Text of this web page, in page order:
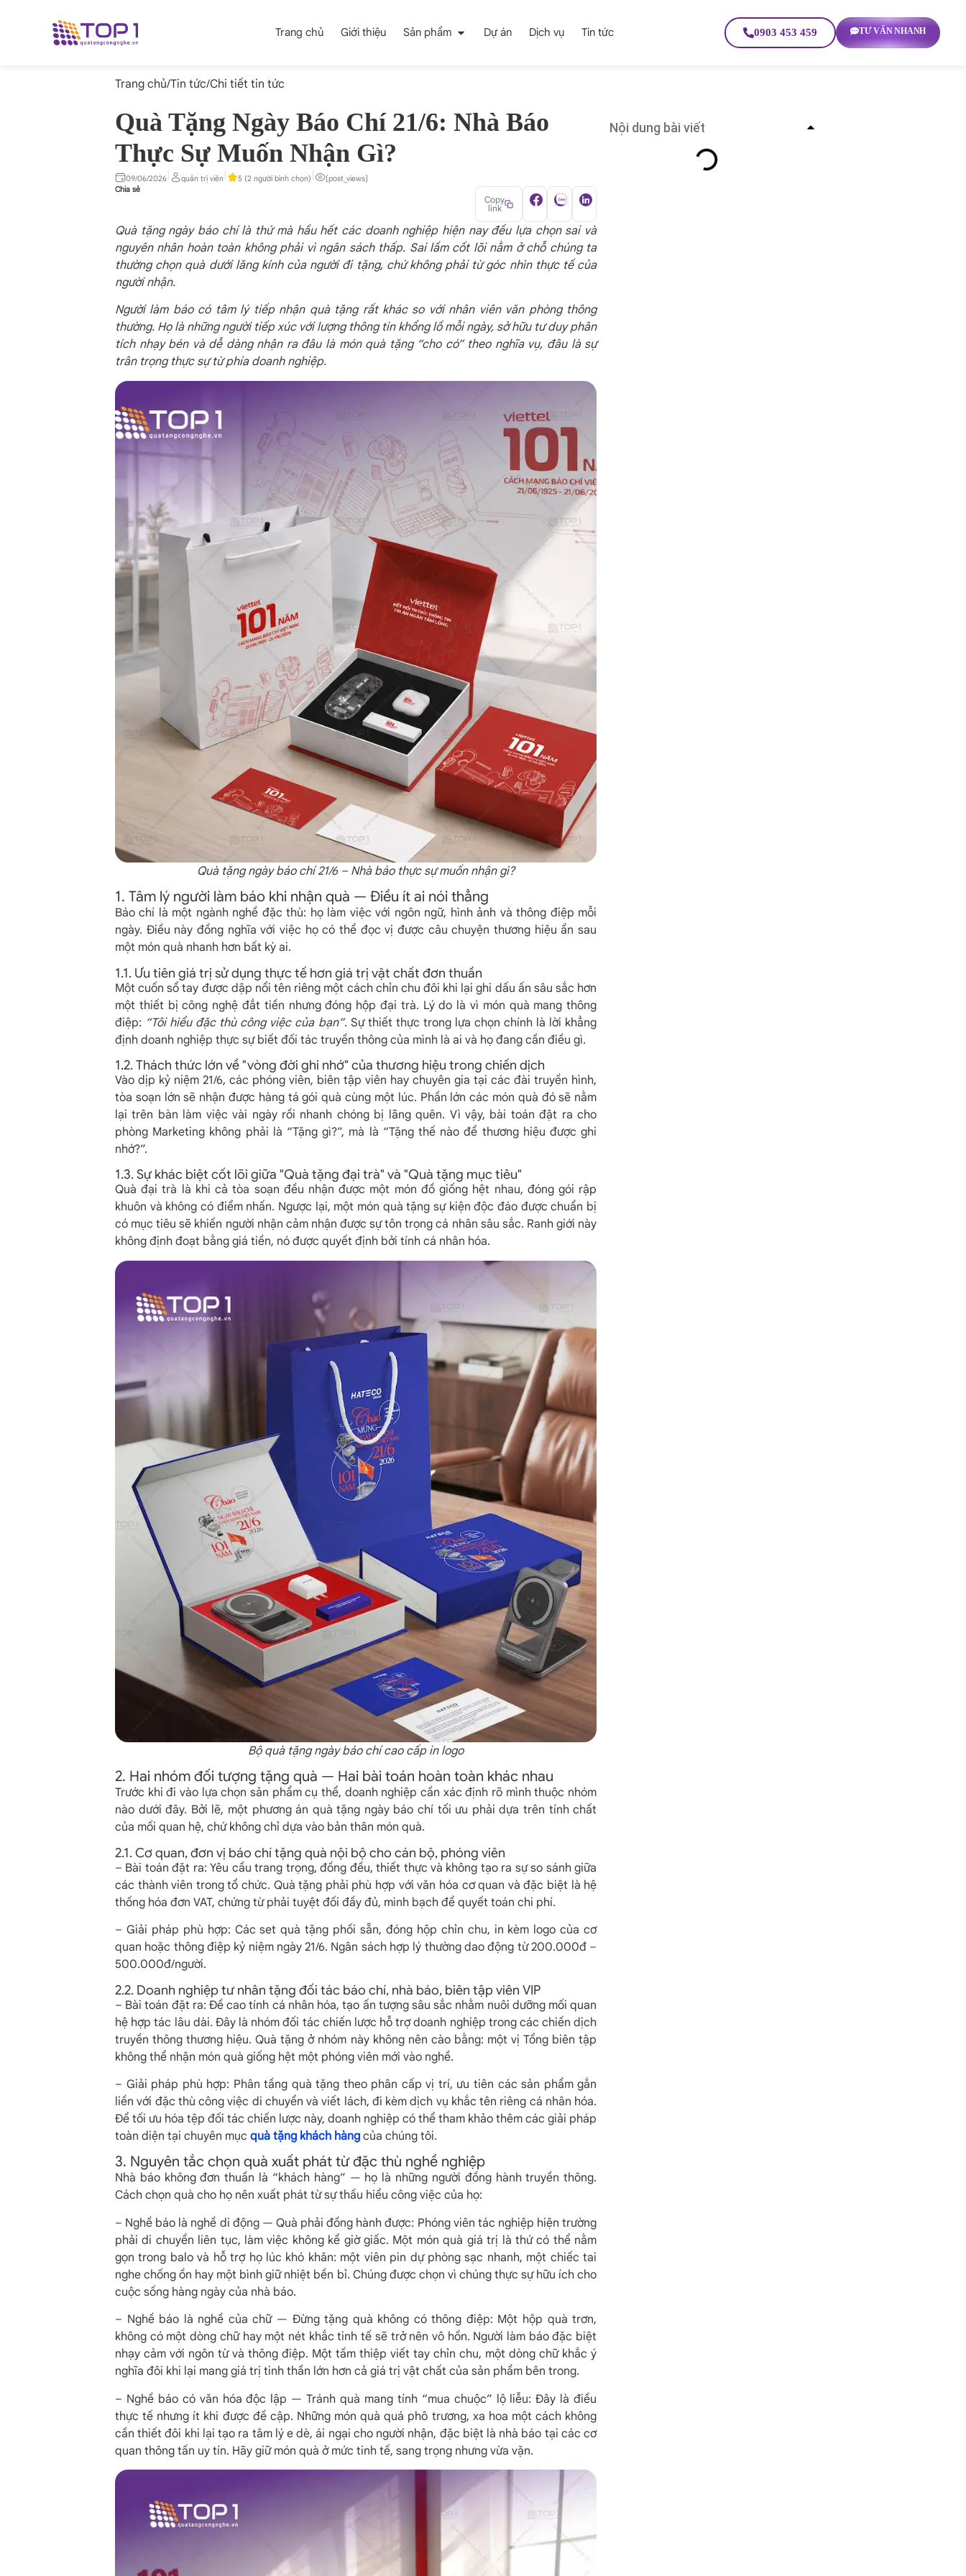
Trang chủ Giới thiệu Sản phẩm Dự án Dịch vụ Tin tức 0903 453 459 TƯ VẤN NHANH
Trang chủ/Tin tức/Chi tiết tin tức
Quà Tặng Ngày Báo Chí 21/6: Nhà Báo
Thực Sự Muốn Nhận Gì?
09/06/2026| quản trị viên| 5 (2 người bình chọn) |
[post_views]
Chia sẻ
Copy
link
Quà tặng ngày báo chí là thứ mà hầu hết các doanh nghiệp hiện nay đều lựa chọn sai và
nguyên nhân hoàn toàn không phải vì ngân sách thấp. Sai lầm cốt lõi nằm ở chỗ chúng ta
thường chọn quà dưới lăng kính của người đi tặng, chứ không phải từ góc nhìn thực tế của
người nhận.
Người làm báo có tâm lý tiếp nhận quà tặng rất khác so với nhân viên văn phòng thông
thường. Họ là những người tiếp xúc với lượng thông tin khổng lồ mỗi ngày, sở hữu tư duy phân
tích nhạy bén và dễ dàng nhận ra đâu là món quà tặng “cho có” theo nghĩa vụ, đâu là sự
trân trọng thực sự từ phía doanh nghiệp.
Quà tặng ngày báo chí 21/6 – Nhà báo thực sự muốn nhận gì?
1. Tâm lý người làm báo khi nhận quà — Điều ít ai nói thẳng
Báo chí là một ngành nghề đặc thù: họ làm việc với ngôn ngữ, hình ảnh và thông điệp mỗi
ngày. Điều này đồng nghĩa với việc họ có thể đọc vị được câu chuyện thương hiệu ẩn sau
một món quà nhanh hơn bất kỳ ai.
1.1. Ưu tiên giá trị sử dụng thực tế hơn giá trị vật chất đơn thuần
Một cuốn sổ tay được dập nổi tên riêng một cách chỉn chu đôi khi lại ghi dấu ấn sâu sắc hơn
một thiết bị công nghệ đắt tiền nhưng đóng hộp đại trà. Lý do là vì món quà mang thông
điệp: “Tôi hiểu đặc thù công việc của bạn”. Sự thiết thực trong lựa chọn chính là lời khẳng
định doanh nghiệp thực sự biết đối tác truyền thông của mình là ai và họ đang cần điều gì.
1.2. Thách thức lớn về "vòng đời ghi nhớ" của thương hiệu trong chiến dịch
Vào dịp kỷ niệm 21/6, các phóng viên, biên tập viên hay chuyên gia tại các đài truyền hình,
tòa soạn lớn sẽ nhận được hàng tá gói quà cùng một lúc. Phần lớn các món quà đó sẽ nằm
lại trên bàn làm việc vài ngày rồi nhanh chóng bị lãng quên. Vì vậy, bài toán đặt ra cho
phòng Marketing không phải là “Tặng gì?”, mà là “Tặng thế nào để thương hiệu được ghi
nhớ?”.
1.3. Sự khác biệt cốt lõi giữa "Quà tặng đại trà" và "Quà tặng mục tiêu"
Quà đại trà là khi cả tòa soạn đều nhận được một món đồ giống hệt nhau, đóng gói rập
khuôn và không có điểm nhấn. Ngược lại, một món quà tặng sự kiện độc đáo được chuẩn bị
có mục tiêu sẽ khiến người nhận cảm nhận được sự tôn trọng cá nhân sâu sắc. Ranh giới này
không định đoạt bằng giá tiền, nó được quyết định bởi tính cá nhân hóa.
Bộ quà tặng ngày báo chí cao cấp in logo
2. Hai nhóm đối tượng tặng quà — Hai bài toán hoàn toàn khác nhau
Trước khi đi vào lựa chọn sản phẩm cụ thể, doanh nghiệp cần xác định rõ mình thuộc nhóm
nào dưới đây. Bởi lẽ, một phương án quà tặng ngày báo chí tối ưu phải dựa trên tính chất
của mối quan hệ, chứ không chỉ dựa vào bản thân món quà.
2.1. Cơ quan, đơn vị báo chí tặng quà nội bộ cho cán bộ, phóng viên
– Bài toán đặt ra: Yêu cầu trang trọng, đồng đều, thiết thực và không tạo ra sự so sánh giữa
các thành viên trong tổ chức. Quà tặng phải phù hợp với văn hóa cơ quan và đặc biệt là hệ
thống hóa đơn VAT, chứng từ phải tuyệt đối đầy đủ, minh bạch để quyết toán chi phí.
– Giải pháp phù hợp: Các set quà tặng phối sẵn, đóng hộp chỉn chu, in kèm logo của cơ
quan hoặc thông điệp kỷ niệm ngày 21/6. Ngân sách hợp lý thường dao động từ 200.000đ –
500.000đ/người.
2.2. Doanh nghiệp tư nhân tặng đối tác báo chí, nhà báo, biên tập viên VIP
– Bài toán đặt ra: Đề cao tính cá nhân hóa, tạo ấn tượng sâu sắc nhằm nuôi dưỡng mối quan
hệ hợp tác lâu dài. Đây là nhóm đối tác chiến lược hỗ trợ doanh nghiệp trong các chiến dịch
truyền thông thương hiệu. Quà tặng ở nhóm này không nên cào bằng: một vị Tổng biên tập
không thể nhận món quà giống hệt một phóng viên mới vào nghề.
– Giải pháp phù hợp: Phân tầng quà tặng theo phân cấp vị trí, ưu tiên các sản phẩm gắn
liền với đặc thù công việc di chuyển và viết lách, đi kèm dịch vụ khắc tên riêng cá nhân hóa.
Để tối ưu hóa tệp đối tác chiến lược này, doanh nghiệp có thể tham khảo thêm các giải pháp
toàn diện tại chuyên mục quà tặng khách hàng của chúng tôi.
3. Nguyên tắc chọn quà xuất phát từ đặc thù nghề nghiệp
Nhà báo không đơn thuần là “khách hàng” — họ là những người đồng hành truyền thông.
Cách chọn quà cho họ nên xuất phát từ sự thấu hiểu công việc của họ:
– Nghề báo là nghề di động — Quà phải đồng hành được: Phóng viên tác nghiệp hiện trường
phải di chuyển liên tục, làm việc không kể giờ giấc. Một món quà giá trị là thứ có thể nằm
gọn trong balo và hỗ trợ họ lúc khó khăn: một viên pin dự phòng sạc nhanh, một chiếc tai
nghe chống ồn hay một bình giữ nhiệt bền bỉ. Chúng được chọn vì chúng thực sự hữu ích cho
cuộc sống hàng ngày của nhà báo.
– Nghề báo là nghề của chữ — Đừng tặng quà không có thông điệp: Một hộp quà trơn,
không có một dòng chữ hay một nét khắc tinh tế sẽ trở nên vô hồn. Người làm báo đặc biệt
nhạy cảm với ngôn từ và thông điệp. Một tấm thiệp viết tay chỉn chu, một dòng chữ khắc ý
nghĩa đôi khi lại mang giá trị tinh thần lớn hơn cả giá trị vật chất của sản phẩm bên trong.
– Nghề báo có văn hóa độc lập — Tránh quà mang tính “mua chuộc” lộ liễu: Đây là điều
thực tế nhưng ít khi được đề cập. Những món quà quá phô trương, xa hoa một cách không
cần thiết đôi khi lại tạo ra tâm lý e dè, ái ngại cho người nhận, đặc biệt là nhà báo tại các cơ
quan thông tấn uy tín. Hãy giữ món quà ở mức tinh tế, sang trọng nhưng vừa vặn.
Nội dung bài viết